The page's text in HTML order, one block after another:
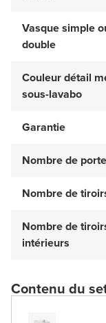
Vasque simple
double
Couleur détail
sous-lavabo
Garantie
Nombre de
Nombre de
Nombre de
intérieurs
Contenu du